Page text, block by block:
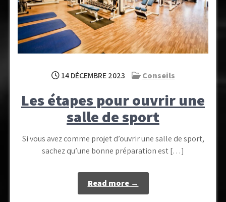
14 DÉCEMBRE 2023 Conseils
Les étapes pour ouvrir une
salle de sport
Si vous avez comme projet d’ouvrir une salle de sport,
sachez qu’une bonne préparation est […]
Read more →